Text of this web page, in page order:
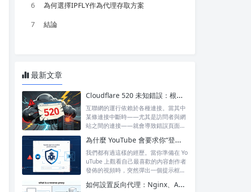
6 為何選擇IPFLY作為代理存取方案
7 結論
最新文章
Cloudflare 520 未知錯誤：根本原因及永久預防技巧
互聯網的運行依賴於各種連接。當其中
某條連接中斷時——尤其是訪問者與網
站之間的連接——就會導致錯誤頁面的
為什麼 YouTube 會要求你“登錄以確認你不是機器人”？
我們都有過這樣的經歷。當你準備在 Yo
uTube 上觀看自己最喜歡的內容創作者
發佈的視頻時，突然彈出一個提示框...
如何設置反向代理：Nginx、Apache 和 HAProxy 詳解